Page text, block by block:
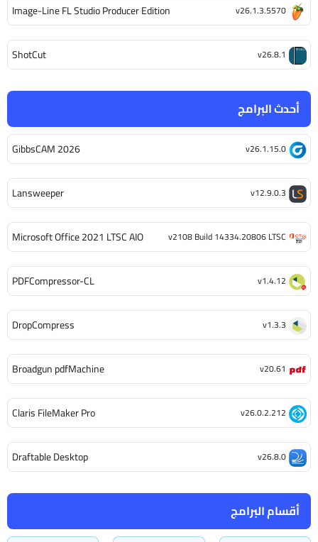
أقسام البرامج
أحدث البرامج
GibbsCAM 2026 v26.1.15.0
Lansweeper v12.9.0.3
Microsoft Office 2021 LTSC AIO v2108 Build 14334.20806 LTSC
PDFCompressor-CL v1.4.12
DropCompress v1.3.3
Broadgun pdfMachine v20.61
Claris FileMaker Pro v26.0.2.212
Draftable Desktop v26.8.0
Image-Line FL Studio Producer Edition v26.1.3.5570
ShotCut v26.8.1